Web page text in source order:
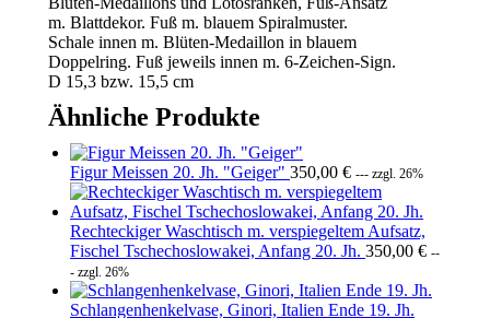
m. Blattdekor. Fuß m. blauem Spiralmuster.
Schale innen m. Blüten-Medaillon in blauem
Doppelring. Fuß jeweils innen m. 6-Zeichen-Sign.
D 15,3 bzw. 15,5 cm
Ähnliche Produkte
Figur Meissen 20. Jh. "Geiger" 350,00 € --- zzgl. 26%
Rechteckiger Waschtisch m. verspiegeltem Aufsatz,
Fischel Tschechoslowakei, Anfang 20. Jh. 350,00 € --
- zzgl. 26%
Schlangenhenkelvase, Ginori, Italien Ende 19. Jh.